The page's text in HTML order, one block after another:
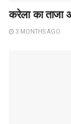
करेला का ताजा
3 MONTHS AGO